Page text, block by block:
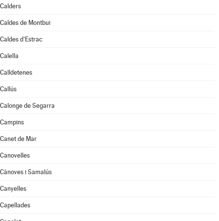
Calders
Caldes de Montbui
Caldes d'Estrac
Calella
Calldetenes
Callús
Calonge de Segarra
Campins
Canet de Mar
Canovelles
Cànoves i Samalús
Canyelles
Capellades